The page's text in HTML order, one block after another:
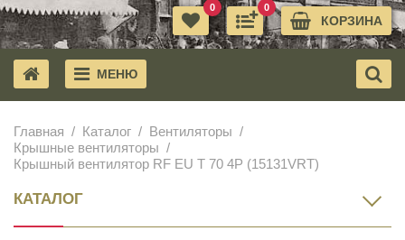
КОРЗИНА
0
0
МЕНЮ
Главная Каталог
Вентиляторы
Крышные вентиляторы
Крышный вентилятор RF EU T 70 4P (15131VRT)
КАТАЛОГ